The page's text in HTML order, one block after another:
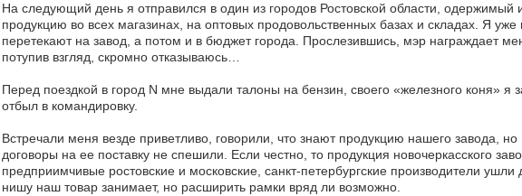
На следующий день я отправился в один из городов Ростовской области, одержимый
продукцию во всех магазинах, на оптовых продовольственных базах и складах. Я
перетекают на завод, а потом и в бюджет города. Прослезившись, мэр награждает
потупив взгляд, скромно отказываюсь…
Перед поездкой в город N мне выдали талоны на бензин, своего «железного коня» я
отбыл в командировку.
Встречали меня везде приветливо, говорили, что знают продукцию нашего завода,
договоры на ее поставку не спешили. Если честно, то продукция новочеркасского
предприимчивые ростовские и московские, санкт-петербургские производители
нишу наш товар занимает, но расширить рамки вряд ли возможно.